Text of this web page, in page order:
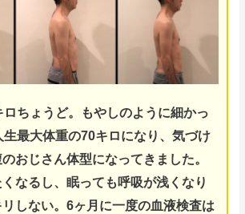
ちょうど。もやしのように細かっ
生最大体重の70キロになり、気づけ
おじさん体型になってきました。
なるし、眠っても呼吸が浅くなり
しない。6ヶ月に一度の血液検査は